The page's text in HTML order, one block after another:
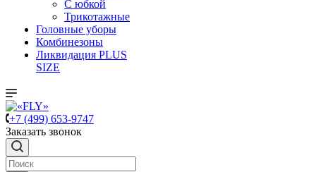
С юбкой
Трикотажные
Головные уборы
Комбинезоны
Ликвидация PLUS
SIZE
+7 (499) 653-9747
Заказать звонок